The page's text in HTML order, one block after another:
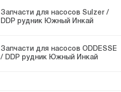
Запчасти для насосов Sulzer /
DDP рудник Южный Инкай
Запчасти для насосов ODDESSE
/ DDP рудник Южный Инкай